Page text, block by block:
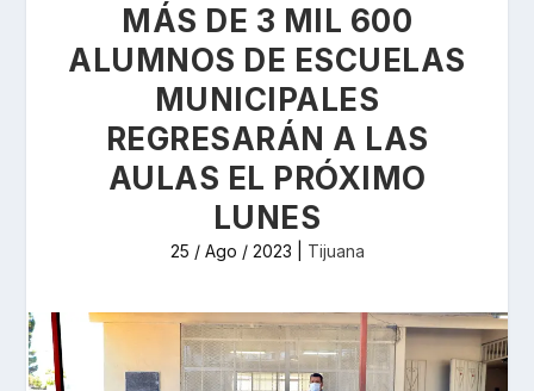
MÁS DE 3 MIL 600
ALUMNOS DE ESCUELAS
MUNICIPALES
REGRESARÁN A LAS
AULAS EL PRÓXIMO
LUNES
25 / Ago / 2023 Tijuana